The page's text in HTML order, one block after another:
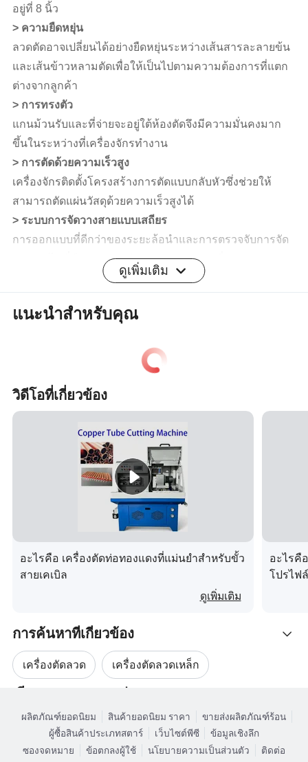
อยู่ที่ 8 นิ้ว
> ความยืดหยุ่น
ลวดตัดอาจเปลี่ยนได้อย่างยืดหยุ่นระหว่างเส้นสารละลายข้น
และเส้นข้าวหลามตัดเพื่อให้เป็นไปตามความต้องการที่แตก
ต่างจากลูกค้า
> การทรงตัว
แกนม้วนรับและที่จ่ายจะอยู่ใต้ห้องตัดจึงมีความมั่นคงมาก
ขึ้นในระหว่างที่เครื่องจักรทำงาน
> การตัดด้วยความเร็วสูง
เครื่องจักรติดตั้งโครงสร้างการตัดแบบกลับหัวซึ่งช่วยให้
สามารถตัดแผ่นวัสดุด้วยความเร็วสูงได้
> ระบบการจัดวางสายแบบเสถียร
การออกแบบที่ดีกว่าของระยะล้อนำและการตรวจจับการจัด
วางสายไฟที่มีความแม่นยำสูงช่วยลดความเสี่ยงต่อการ
อัลกอริธึมการควบคุมความตึงขั้นสูง และเซนเซอร์ความตึง
รายละเอียด พารามิเตอร์
DA600
ขนาดงานสูงสุด
φ205x600mm
ปริมาณเวิร์กเบนช์
1
เส้นผ่านศูนย์กลางลูกกลิ้ง
* ความกว้างที่ทำงานได้
( φ200±10 มม .) x610x6103
เส้นผ่านศูนย์กลางสาย φ0.10- ø φ0.25mm
การจัดเก็บสปูลสายไฟ
2400 เมตร / นาที
การเคลื่อนที่ของโต๊ะ
เหวี่ยงตามโต๊ะ
±10 °
วิธีการตัด
ความเร็วในการป้อน
0.1 มม ./ นาที
ช่วงความตึง
5 N ความต้องการ
ดูเพิ่มเติม
แนะนำสำหรับคุณ
วิดีโอที่เกี่ยวข้อง
อะไรคือ เครื่องตัดท่อทองแดงที่แม่นยำสำหรับขั้ว
สายเคเบิล
ดูเพิ่มเติม
อะไรคื
โปรไฟ
การค้นหาที่เกี่ยวข้อง
เครื่องตัดลวด เครื่องตัดลวดเหล็ก
เครื่องตัดสายอัตโนมัติ เครื่องตัดลวดมาตรฐาน
ผลิตภัณฑ์ยอดนิยม สินค้ายอดนิยม ราคา
ขายส่งผลิตภัณฑ์ร้อน
ผู้ซื้อสินค้าประเภทสตาร์
เว็บไซต์พีซี
ข้อมูลเชิงลึก
ซองจดหมาย
ข้อตกลงผู้ใช้ นโยบายความเป็นส่วนตัว ติดต่อ